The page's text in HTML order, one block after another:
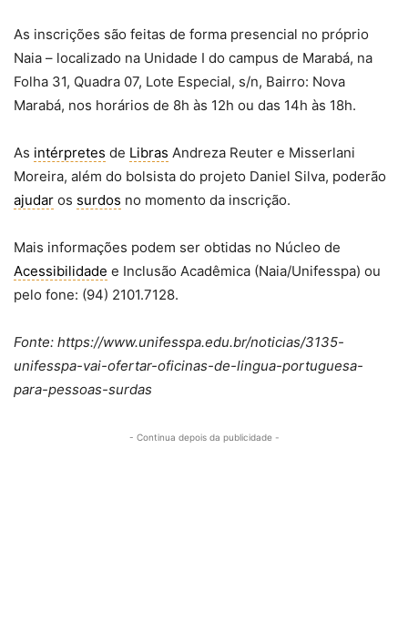
As inscrições são feitas de forma presencial no próprio
Naia – localizado na Unidade I do campus de Marabá, na
Folha 31, Quadra 07, Lote Especial, s/n, Bairro: Nova
Marabá, nos horários de 8h às 12h ou das 14h às 18h.
As intérpretes de Libras Andreza Reuter e Misserlani
Moreira, além do bolsista do projeto Daniel Silva, poderão
ajudar os surdos no momento da inscrição.
Mais informações podem ser obtidas no Núcleo de
Acessibilidade e Inclusão Acadêmica (Naia/Unifesspa) ou
pelo fone: (94) 2101.7128.
Fonte: https://www.unifesspa.edu.br/noticias/3135-
unifesspa-vai-ofertar-oficinas-de-lingua-portuguesa-
para-pessoas-surdas
- Continua depois da publicidade -